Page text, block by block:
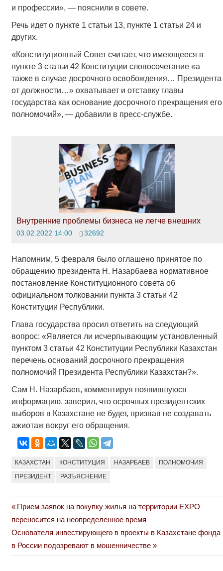
и профессии», — пояснили в совете.
Речь идет о пункте 1 статьи 13, пункте 1 статьи 24 и
других.
«Конституционный Совет считает, что имеющееся в
пункте 3 статьи 42 Конституции словосочетание «а
также в случае досрочного освобождения… Президента
от должности…» охватывает и отставку главы
государства как основание досрочного прекращения его
полномочий», — добавили в пресс-службе.
Внутренние проблемы бизнеса не легче внешних
03.02.2022 14:00 32692
Напомним, 5 февраля было оглашено принятое по
обращению президента Н. Назарбаева нормативное
постановление Конституционного совета об
официальном толковании пункта 3 статьи 42
Конституции Республики.
Глава государства просил ответить на следующий
вопрос: «Является ли исчерпывающим установленный
пунктом 3 статьи 42 Конституции Республики Казахстан
перечень оснований досрочного прекращения
полномочий Президента Республики Казахстан?».
Сам Н. Назарбаев, комментируя появившуюся
информацию, заверил, что осрочных президентских
выборов в Казахстане не будет, призвав не создавать
ажиотаж вокруг его обращения.
КАЗАХСТАН КОНСТИТУЦИЯ НАЗАРБАЕВ ПОЛНОМОЧИЯ
ПРЕЗИДЕНТ РАЗЪЯСНЕНИЕ
Навигация
по
записям
Previous
Post:
Прием заявок на покупку жилья на территории EXPO
переносится на неопределенное время
Next
Post:
Основателя инвестирующего в проекты в Казахстане фонда
в России подозревают в мошенничестве